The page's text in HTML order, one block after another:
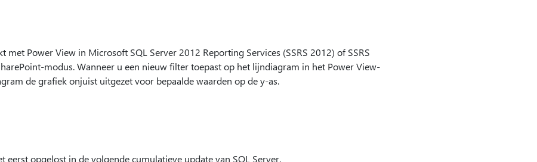
met Power View in Microsoft SQL Server 2012 Reporting Services (SSRS 2012) of SSRS
modus. Wanneer u een nieuw filter toepast op het lijndiagram in het Power View-
de grafiek onjuist uitgezet voor bepaalde waarden op de y-as.
eerst opgelost in de volgende cumulatieve update van SQL Server.